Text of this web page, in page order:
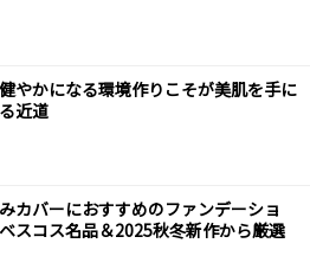
やかになる環境作りこそが美肌を手に
近道
カバーにおすすめのファンデーショ
スコス名品＆2025秋冬新作から厳選